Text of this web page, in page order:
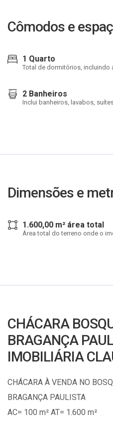
Cômodos e
1 Quarto
Total de dormitórios, incluindo
2 Banheiros
Inclui banheiros, lavabos,
Dimensões e
1.600,00 m² área total
Área total do terreno onde o
CHÁCARA
BRAGANÇA
IMOBILIÁRIA
CHÁCARA À VENDA NO
BRAGANÇA PAULISTA
AC= 100 m² AT= 1.600 m²